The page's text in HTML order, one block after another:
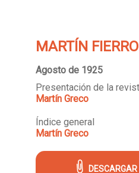
MARTÍN
Agosto de 1925
Presentación de la
Martín Greco
Índice general
Martín Greco